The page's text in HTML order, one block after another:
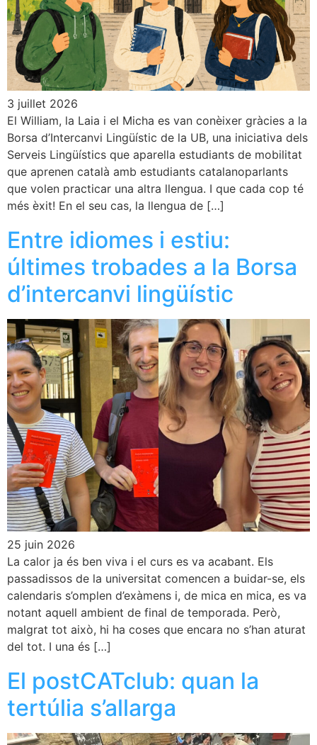
3 juillet 2026
El William, la Laia i el Micha es van conèixer gràcies a la
Borsa d’Intercanvi Lingüístic de la UB, una iniciativa dels
Serveis Lingüístics que aparella estudiants de mobilitat
que aprenen català amb estudiants catalanoparlants
que volen practicar una altra llengua. I que cada cop té
més èxit! En el seu cas, la llengua de […]
Entre idiomes i estiu:
últimes trobades a la Borsa
d’intercanvi lingüístic
25 juin 2026
La calor ja és ben viva i el curs es va acabant. Els
passadissos de la universitat comencen a buidar-se, els
calendaris s’omplen d’exàmens i, de mica en mica, es va
notant aquell ambient de final de temporada. Però,
malgrat tot això, hi ha coses que encara no s’han aturat
del tot. I una és […]
El postCATclub: quan la
tertúlia s’allarga